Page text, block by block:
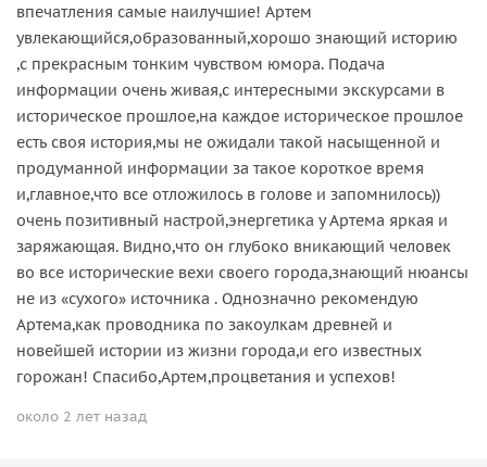
впечатления самые наилучшие! Артем
увлекающийся,образованный,хорошо знающий историю
,с прекрасным тонким чувством юмора. Подача
информации очень живая,с интересными экскурсами в
историческое прошлое,на каждое историческое прошлое
есть своя история,мы не ожидали такой насыщенной и
продуманной информации за такое короткое время
и,главное,что все отложилось в голове и запомнилось))
очень позитивный настрой,энергетика у Артема яркая и
заряжающая. Видно,что он глубоко вникающий человек
во все исторические вехи своего города,знающий нюансы
не из «сухого» источника . Однозначно рекомендую
Артема,как проводника по закоулкам древней и
новейшей истории из жизни города,и его известных
горожан! Спасибо,Артем,процветания и успехов!
около 2 лет назад